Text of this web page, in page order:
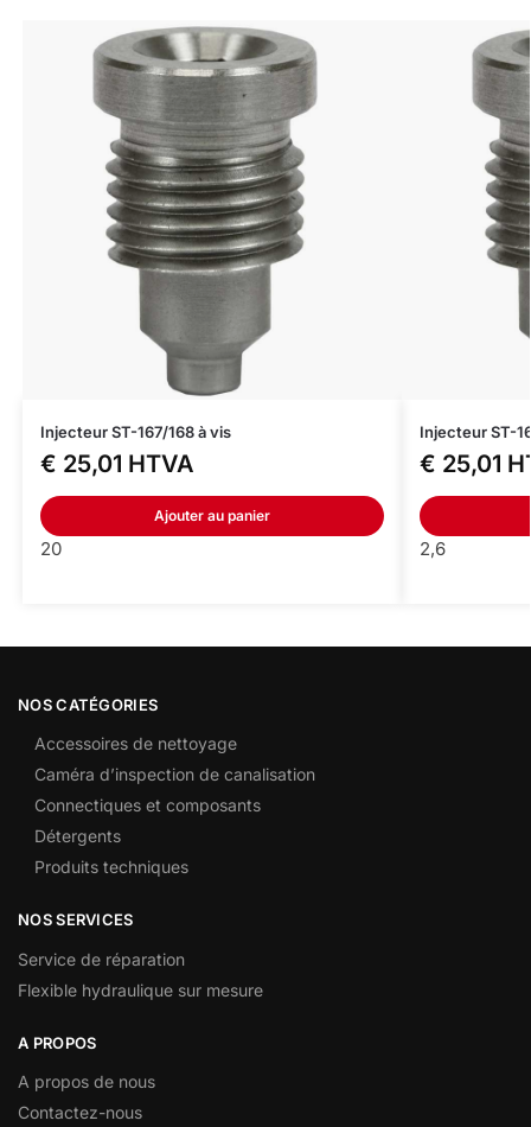
Injecteur ST-167/168 à vis
€ 25,01 HTVA
Ajouter au panier
20
Injecteur ST-
€ 25,01
2,6
NOS CATÉGORIES
Accessoires de nettoyage
Caméra d’inspection de canalisation
Connectiques et composants
Détergents
Produits techniques
NOS SERVICES
Service de réparation
Flexible hydraulique sur mesure
A PROPOS
A propos de nous
Contactez-nous